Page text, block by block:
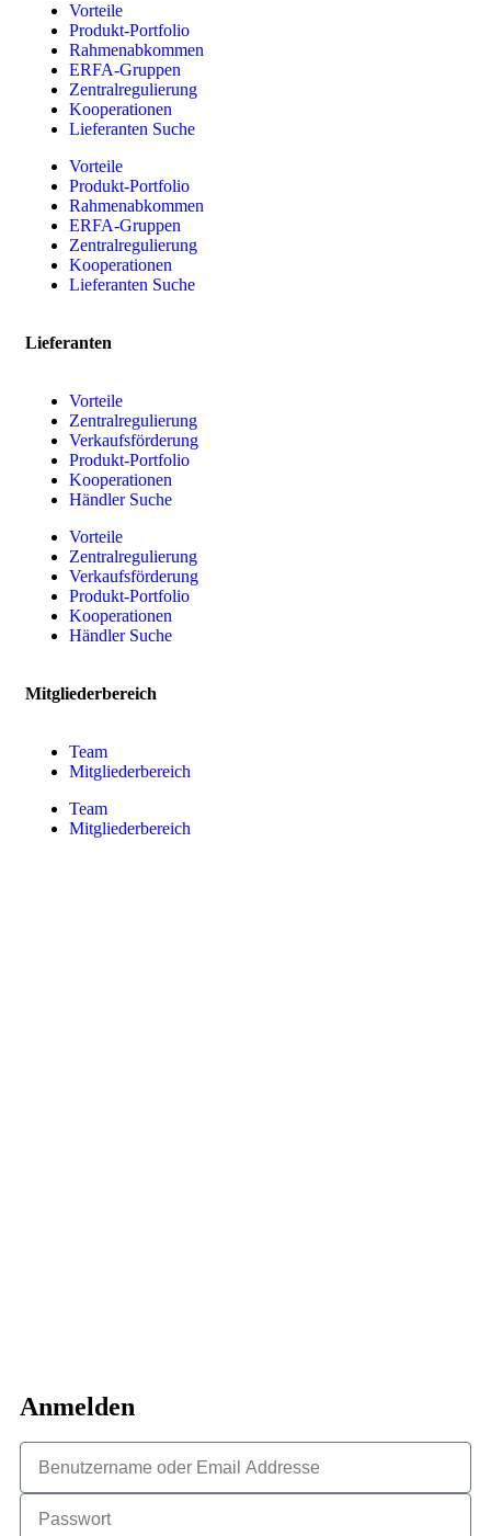
Vorteile
Produkt-Portfolio
Rahmenabkommen
ERFA-Gruppen
Zentralregulierung
Kooperationen
Lieferanten Suche
Vorteile
Produkt-Portfolio
Rahmenabkommen
ERFA-Gruppen
Zentralregulierung
Kooperationen
Lieferanten Suche
Lieferanten
Vorteile
Zentralregulierung
Verkaufsförderung
Produkt-Portfolio
Kooperationen
Händler Suche
Vorteile
Zentralregulierung
Verkaufsförderung
Produkt-Portfolio
Kooperationen
Händler Suche
Mitgliederbereich
Team
Mitgliederbereich
Team
Mitgliederbereich
Anmelden